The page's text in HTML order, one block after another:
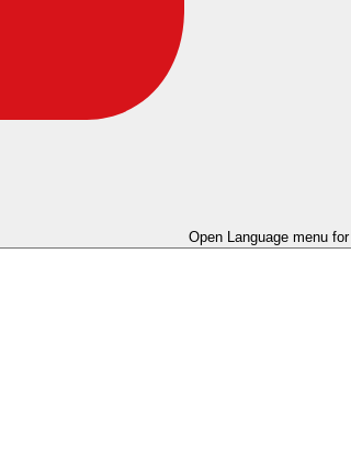
Open Language menu for